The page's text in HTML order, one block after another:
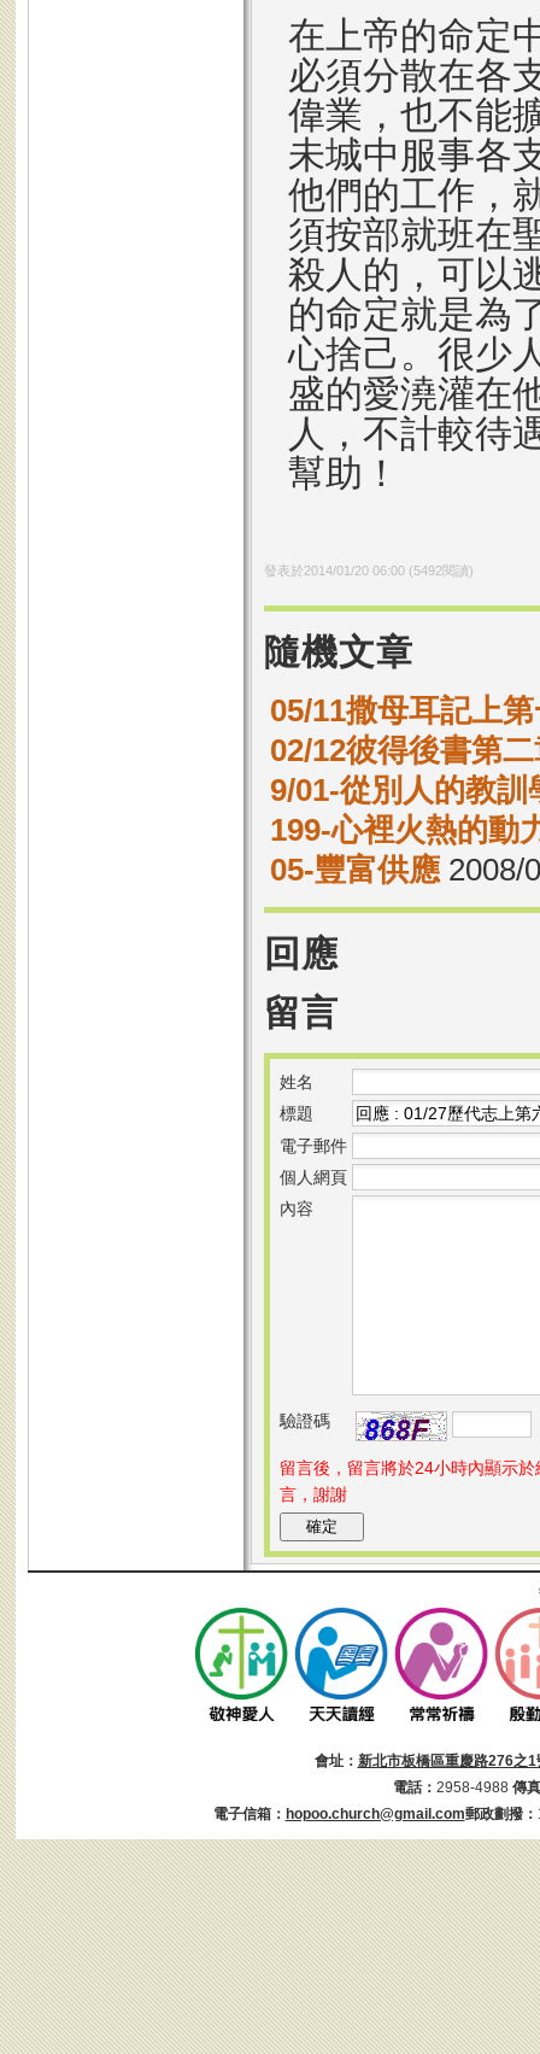
在上帝的命定
必須分散在各
偉業，也不能
未城中服事各
他們的工作，
須按部就班在
殺人的，可以
的命定就是為
心捨己。很少
盛的愛澆灌在
人，不計較待
幫助！
發表於2014/01/20 06:00(5492 閱讀)
隨機文章
05/11撒母耳記上
02/12彼得後書第
9/01-從別人的教訓
199-心裡火熱的動
05-豐富供應2008/
回應
留言
姓名
標題
電子郵件
個人網頁
內容
驗證碼
留言後，留言將於24小時內顯示
言，謝謝
會址： 新北市板橋區重慶路276之1
電話： 2958-4988 傳
電子信箱： hopoo.church@gmail.com郵政劃撥：